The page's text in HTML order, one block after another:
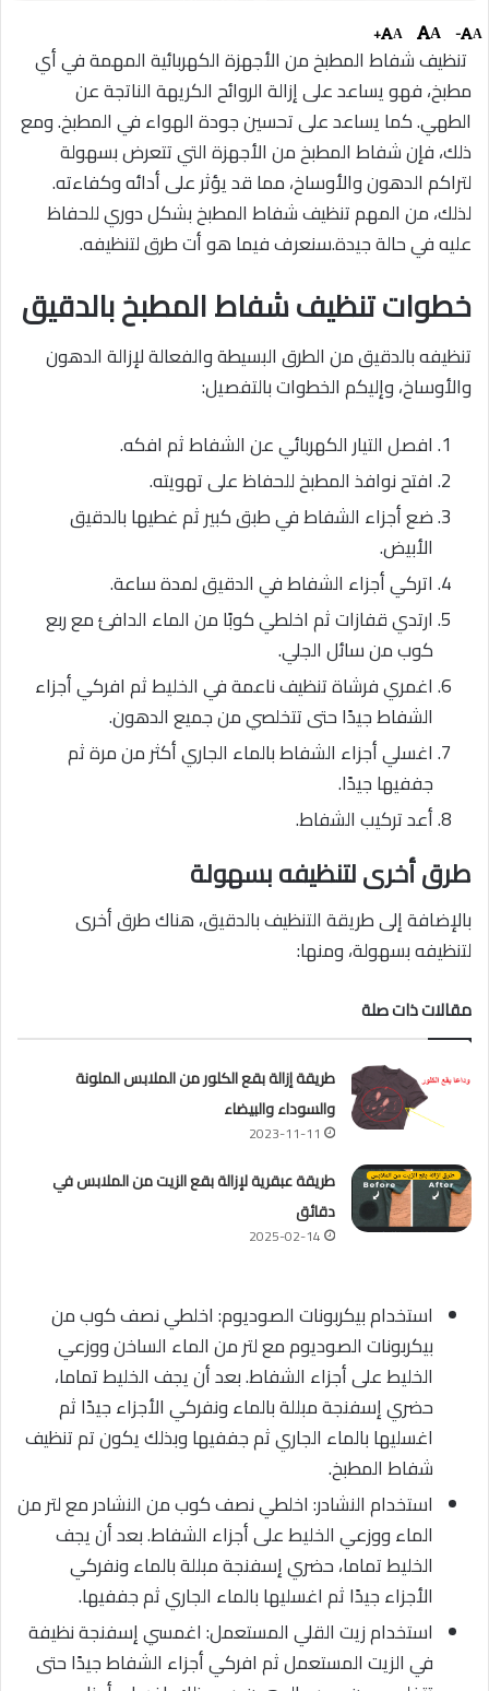
A
-
A
A
+
تنظيف شفاط المطبخ من الأجهزة الكهربائية المهمة في أي
مطبخ، فهو يساعد على إزالة الروائح الكريهة الناتجة عن
الطهي. كما يساعد على تحسين جودة الهواء في المطبخ. ومع
ذلك، فإن شفاط المطبخ من الأجهزة التي تتعرض بسهولة
لتراكم الدهون والأوساخ، مما قد يؤثر على أدائه وكفاءته.
لذلك، من المهم تنظيف شفاط المطبخ بشكل دوري للحفاظ
عليه في حالة جيدة.سنعرف فيما هو أت طرق لتنظيفه.
خطوات تنظيف شفاط المطبخ بالدقيق
تنظيفه بالدقيق من الطرق البسيطة والفعالة لإزالة الدهون
والأوساخ، وإليكم الخطوات بالتفصيل:
افصل التيار الكهربائي عن الشفاط ثم افكه.
افتح نوافذ المطبخ للحفاظ على تهويته.
ضع أجزاء الشفاط في طبق كبير ثم غطيها بالدقيق
الأبيض.
اتركي أجزاء الشفاط في الدقيق لمدة ساعة.
ارتدي قفازات ثم اخلطي كوبًا من الماء الدافئ مع ربع
كوب من سائل الجلي.
اغمري فرشاة تنظيف ناعمة في الخليط ثم افركي أجزاء
الشفاط جيدًا حتى تتخلصي من جميع الدهون.
اغسلي أجزاء الشفاط بالماء الجاري أكثر من مرة ثم
جففيها جيدًا.
أعد تركيب الشفاط.
طرق أخرى لتنظيفه بسهولة
بالإضافة إلى طريقة التنظيف بالدقيق، هناك طرق أخرى
لتنظيفه بسهولة، ومنها:
مقالات ذات صلة
طريقة إزالة بقع الكلور من الملابس الملونة
والسوداء والبيضاء
2023-11-11
طريقة عبقرية لإزالة بقع الزيت من الملابس في
دقائق
2025-02-14
استخدام بيكربونات الصوديوم: اخلطي نصف كوب من
بيكربونات الصوديوم مع لتر من الماء الساخن ووزعي
الخليط على أجزاء الشفاط. بعد أن يجف الخليط تماما،
حضري إسفنجة مبللة بالماء ونفركي الأجزاء جيدًا ثم
اغسليها بالماء الجاري ثم جففيها وبذلك يكون تم تنظيف
شفاط المطبخ.
استخدام النشادر: اخلطي نصف كوب من النشادر مع لتر من
الماء ووزعي الخليط على أجزاء الشفاط. بعد أن يجف
الخليط تماما، حضري إسفنجة مبللة بالماء ونفركي
الأجزاء جيدًا ثم اغسليها بالماء الجاري ثم جففيها.
استخدام زيت القلي المستعمل: اغمسي إسفنجة نظيفة
في الزيت المستعمل ثم افركي أجزاء الشفاط جيدًا حتى